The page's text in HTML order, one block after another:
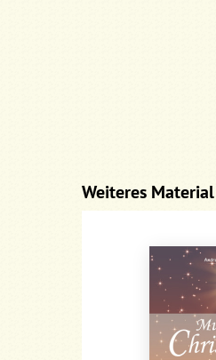
Weiteres